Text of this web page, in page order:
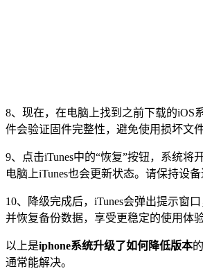
8、现在，在电脑上找到之前下载的iOS
件会验证固件完整性，避免使用损坏文
9、点击iTunes中的“恢复”按钮，系统
电脑上iTunes也会更新状态。请保持设
10、降级完成后，iTunes会弹出提示窗
并恢复备份数据，享受更稳定的使用体验
以上是iphone系统升级了如何降低版本
通常能解决。